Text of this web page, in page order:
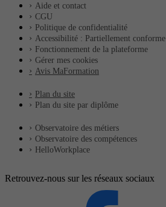
Aide et contact
CGU
Politique de confidentialité
Accessibilité : Partiellement conforme
Fonctionnement de la plateforme
Gérer mes cookies
Avis MaFormation
Plan du site
Plan du site par diplôme
Observatoire des métiers
Observatoire des compétences
HelloWorkplace
Retrouvez-nous sur les réseaux sociaux